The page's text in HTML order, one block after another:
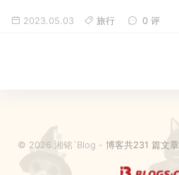
2023.05.03 旅行 0 评
© 2026 湘铭`Blog - 博客共231 篇文章